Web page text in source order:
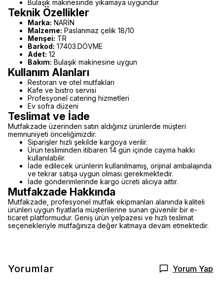
Bulaşık makinesinde yıkamaya uygundur
Teknik Özellikler
Marka: NARİN
Malzeme: Paslanmaz çelik 18/10
Menşei: TR
Barkod: 17403.DÖVME
Adet: 12
Bakım: Bulaşık makinesine uygun
Kullanım Alanları
Restoran ve otel mutfakları
Kafe ve bistro servisi
Profesyonel catering hizmetleri
Ev sofra düzeni
Teslimat ve İade
Mutfakzade üzerinden satın aldığınız ürünlerde müşteri
memnuniyeti önceliğimizdir.
Siparişler hızlı şekilde kargoya verilir.
Ürün tesliminden itibaren 14 gün içinde cayma hakkı
kullanılabilir.
İade edilecek ürünlerin kullanılmamış, orijinal ambalajında
ve tekrar satışa uygun olması gerekmektedir.
İade gönderimlerinde kargo ücreti alıcıya aittir.
Mutfakzade Hakkında
Mutfakzade, profesyonel mutfak ekipmanları alanında kaliteli
ürünleri uygun fiyatlarla müşterilerine sunan güvenilir bir e-
ticaret platformudur. Geniş ürün yelpazesi ve hızlı teslimat
seçenekleriyle mutfağınıza değer katmaya devam etmektedir.
Yorumlar Yorum Yap